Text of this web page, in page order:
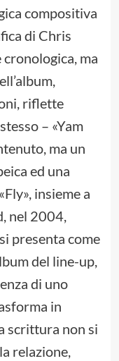
compositiva
di Chris
cronologica, ma
riflette
– «Yam
ma un
ed una
insieme a
nel 2004,
presenta come
del line-up,
di uno
in
scrittura non si
relazione,